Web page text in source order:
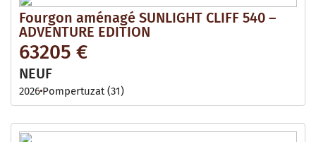
Fourgon aménagé SUNLIGHT CLIFF 540 –
ADVENTURE EDITION
63205 €
NEUF
2026 Pompertuzat (31)